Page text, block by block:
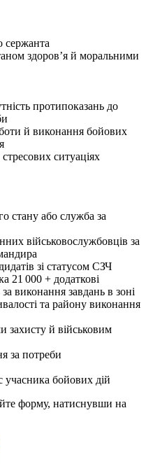
сержанта
здоров’я й моральними
протипоказань до
й виконання бойових
ситуаціях
стану або служба за
військовослужбовців за
зі статусом СЗЧ
21 000 + додаткові
виконання завдань в зоні
та району виконання
захисту й військовим
за потреби
учасника бойових дій
форму, натиснувши на